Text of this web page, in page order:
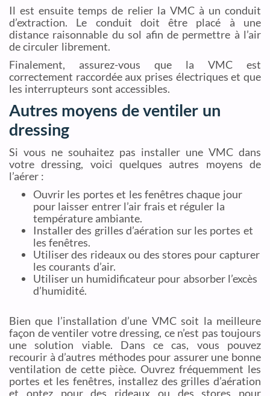
Il est ensuite temps de relier la VMC à un conduit
d’extraction. Le conduit doit être placé à une
distance raisonnable du sol afin de permettre à l’air
de circuler librement.
Finalement, assurez-vous que la VMC est
correctement raccordée aux prises électriques et que
les interrupteurs sont accessibles.
Autres moyens de ventiler un
dressing
Si vous ne souhaitez pas installer une VMC dans
votre dressing, voici quelques autres moyens de
l’aérer :
Ouvrir les portes et les fenêtres chaque jour
pour laisser entrer l’air frais et réguler la
température ambiante.
Installer des grilles d’aération sur les portes et
les fenêtres.
Utiliser des rideaux ou des stores pour capturer
les courants d’air.
Utiliser un humidificateur pour absorber l’excès
d’humidité.
Bien que l’installation d’une VMC soit la meilleure
façon de ventiler votre dressing, ce n’est pas toujours
une solution viable. Dans ce cas, vous pouvez
recourir à d’autres méthodes pour assurer une bonne
ventilation de cette pièce. Ouvrez fréquemment les
portes et les fenêtres, installez des grilles d’aération
et optez pour des rideaux ou des stores pour